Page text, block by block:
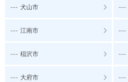
--- 犬山市 ---
--- 江南市 ---
--- 稲沢市 ---
--- 大府市 ---